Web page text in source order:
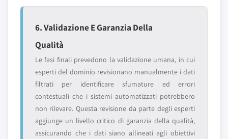
6. Validazione E Garanzia Della
Qualità
Le fasi finali prevedono la validazione umana, in cui
esperti del dominio revisionano manualmente i dati
filtrati per identificare sfumature ed errori
contestuali che i sistemi automatizzati potrebbero
non rilevare. Questa revisione da parte degli esperti
aggiunge un livello critico di garanzia della qualità,
assicurando che i dati siano allineati agli obiettivi